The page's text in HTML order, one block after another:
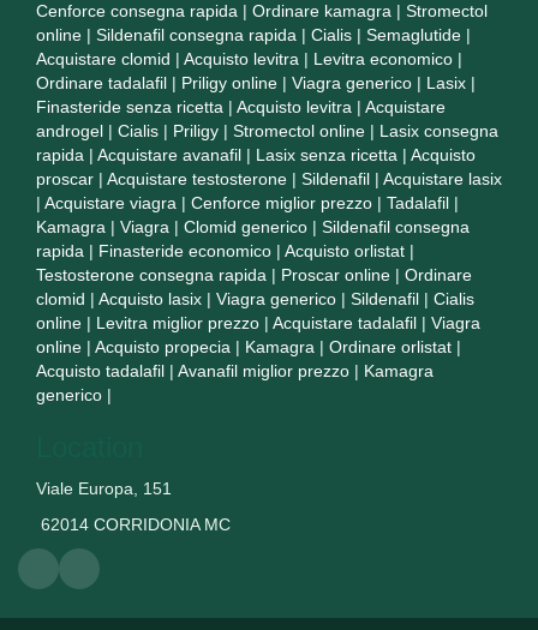
Cenforce consegna rapida | Ordinare kamagra | Stromectol
online | Sildenafil consegna rapida | Cialis | Semaglutide |
Acquistare clomid | Acquisto levitra | Levitra economico |
Ordinare tadalafil | Priligy online | Viagra generico | Lasix |
Finasteride senza ricetta | Acquisto levitra | Acquistare
androgel | Cialis | Priligy | Stromectol online | Lasix consegna
rapida | Acquistare avanafil | Lasix senza ricetta | Acquisto
proscar | Acquistare testosterone | Sildenafil | Acquistare lasix
| Acquistare viagra | Cenforce miglior prezzo | Tadalafil |
Kamagra | Viagra | Clomid generico | Sildenafil consegna
rapida | Finasteride economico | Acquisto orlistat |
Testosterone consegna rapida | Proscar online | Ordinare
clomid | Acquisto lasix | Viagra generico | Sildenafil | Cialis
online | Levitra miglior prezzo | Acquistare tadalafil | Viagra
online | Acquisto propecia | Kamagra | Ordinare orlistat |
Acquisto tadalafil | Avanafil miglior prezzo | Kamagra
generico |
Viale Europa, 151
62014 CORRIDONIA MC